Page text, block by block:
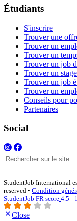
Étudiants
S'inscrire
Trouver une
Trouver un
Trouver un
Trouver un job
Trouver un stage
Trouver un job
Trouver un
Conseils pour
Partenaires
Social
StudentJob International
reserved • Condition
StudentJob FR score 4.5 -
Close